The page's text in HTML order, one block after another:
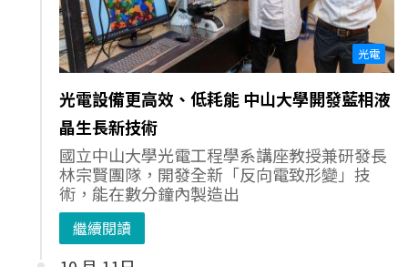
光電
光電設備更高效、低耗能 中山大學開發藍相液
晶生長新技術
國立中山大學光電工程學系講座教授兼研發長
林宗賢團隊，開發全新「反向電致形變」技
術，能在數分鐘內製造出
繼續閱讀